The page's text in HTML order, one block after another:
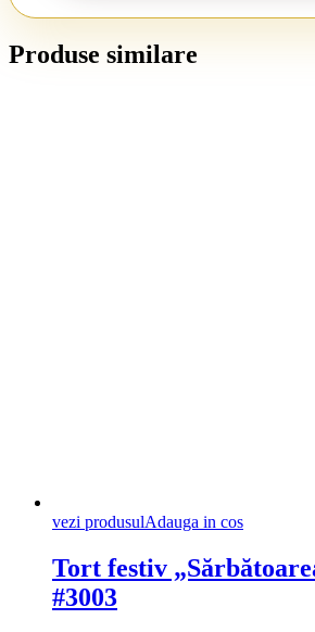
Produse similare
vezi produsulAdauga in cos
Tort festiv
#3003